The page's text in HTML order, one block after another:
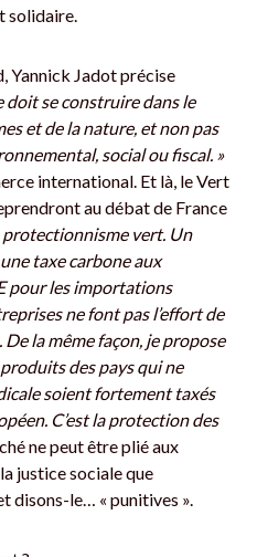
solidaire.
Yannick Jadot précise
doit se construire dans le
et de la nature, et non pas
social ou fiscal. »
international. Et là, le Vert
au débat de France
protectionnisme vert. Un
taxe carbone aux
pour les importations
ne font pas l’effort de
De la même façon, je propose
des pays qui ne
soient fortement taxés
C’est la protection des
ne peut être plié aux
justice sociale que
disons-le… « punitives ».